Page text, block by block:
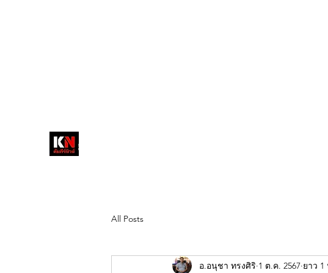
วส์
สื่อลึกวงการสงฆ์ เจาะตรงพระเครื่อง
All Posts
อ.อนุชา ทรงศิริ 1 ต.ค. 2567 ยาว 1